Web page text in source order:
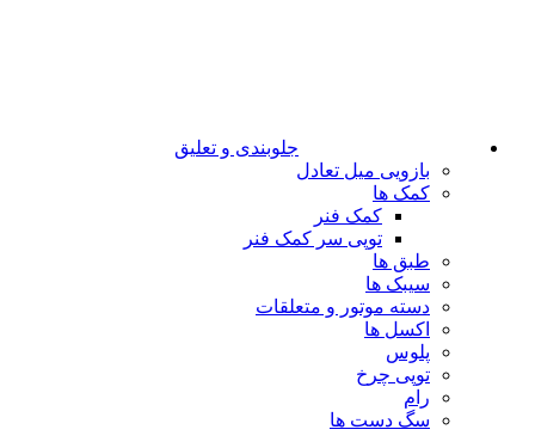
جلوبندی و تعلیق
بازویی میل تعادل
کمک ها
کمک فنر
توپی سر کمک فنر
طبق ها
سیبک ها
دسته موتور و متعلقات
اکسل ها
پلوس
توپی چرخ
رام
سگ دست ها